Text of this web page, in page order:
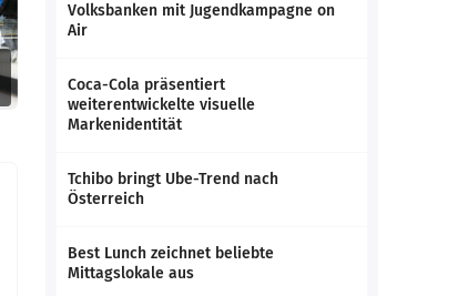
Volksbanken mit Jugendkampagne on
Air
Coca-Cola präsentiert
weiterentwickelte visuelle
Markenidentität
Tchibo bringt Ube-Trend nach
Österreich
Best Lunch zeichnet beliebte
Mittagslokale aus